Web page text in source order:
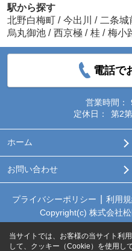
駅から探す
北野白梅町 / 今出川 / 二条城
烏丸御池 / 西京極 / 桂 / 梅小
電話で
営業時間：
定休日：
第2
ホーム
お問い合わせ
プライバシーポリシー 利用
Copyright(c) 株式会社
当サイトでは、お客様の当サイト利
して、クッキー（Cookie）を使用し